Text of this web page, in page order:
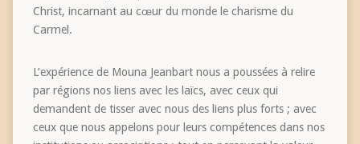
Christ, incarnant au cœur du monde le charisme du
Carmel.
L’expérience de Mouna Jeanbart nous a poussées à relire
par régions nos liens avec les laïcs, avec ceux qui
demandent de tisser avec nous des liens plus forts ; avec
ceux que nous appelons pour leurs compétences dans nos